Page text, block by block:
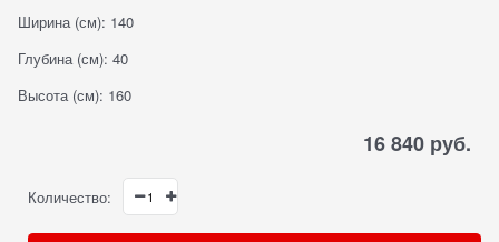
Ширина (см): 140
Глубина (см): 40
Высота (см): 160
16 840 руб.
Количество: